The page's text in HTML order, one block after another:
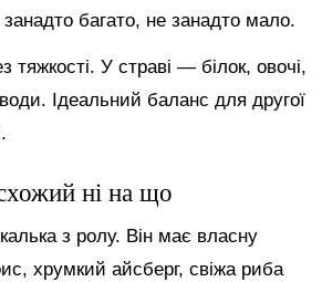
багато, не занадто мало.
тяжкості. У страві — білок, овочі,
Ідеальний баланс для другої
ні на що
з ролу. Він має власну
хрумкий айсберг, свіжа риба